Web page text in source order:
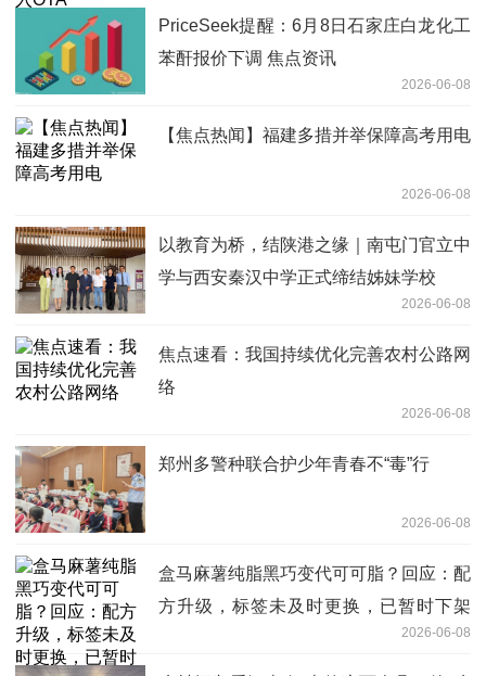
PriceSeek提醒：6月8日石家庄白龙化工
苯酐报价下调 焦点资讯
2026-06-08
【焦点热闻】福建多措并举保障高考用电
2026-06-08
以教育为桥，结陕港之缘｜南屯门官立中
学与西安秦汉中学正式缔结姊妹学校
2026-06-08
焦点速看：我国持续优化完善农村公路网
络
2026-06-08
郑州多警种联合护少年青春不“毒”行
2026-06-08
盒马麻薯纯脂黑巧变代可可脂？回应：配
方升级，标签未及时更换，已暂时下架
2026-06-08